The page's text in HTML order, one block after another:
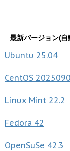
最新バージョン(自
Ubuntu 25.04
CentOS
Linux Mint 22.2
Fedora 42
OpenSuSe 42.3